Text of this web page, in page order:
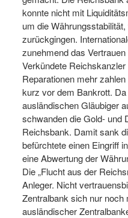
konnte nicht mit
um die
zurückgingen.
zunehmend das
Verkündete
Reparationen mehr
kurz vor dem Bankrott.
ausländischen Gläubiger
schwanden die Gold- und
Reichsbank. Damit sank
befürchtete einen Eingriff
eine Abwertung der
Die „Flucht aus der
Anleger. Nicht
Zentralbank sich nur noch
ausländischer